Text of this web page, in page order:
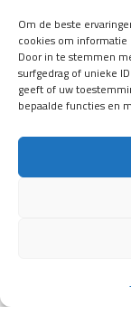
Om de beste
cookies om informatie
Door in te stemmen
surfgedrag of unieke
geeft of uw
bepaalde functies en
vóórdat ze op
Registreer je
E-mailadres *